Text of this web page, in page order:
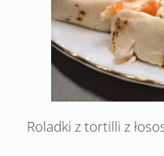
Roladki z tortilli z